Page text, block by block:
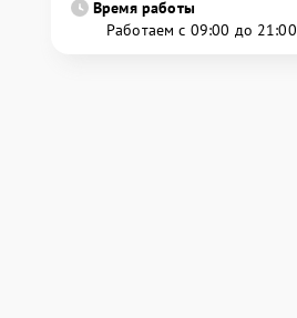
Время работы
Работаем с 09:00 до 21:00